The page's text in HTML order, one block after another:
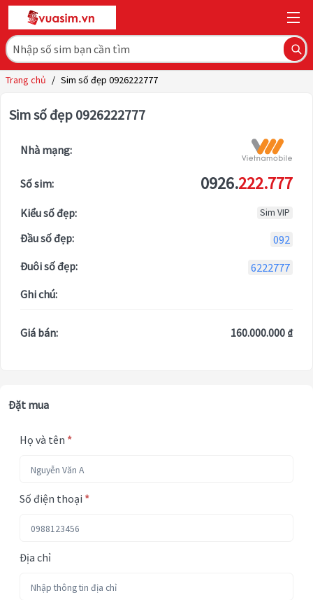
Trang chủ / Sim số đẹp 0926222777
Sim số đẹp 0926222777
Nhà mạng:
Số sim: 0926.222.777
Kiểu số đẹp: Sim VIP
Đầu số đẹp:
092
Đuôi số đẹp:
6222777
Ghi chú:
Giá bán: 160.000.000 ₫
Đặt mua
Họ và tên *
Số điện thoại *
Địa chỉ